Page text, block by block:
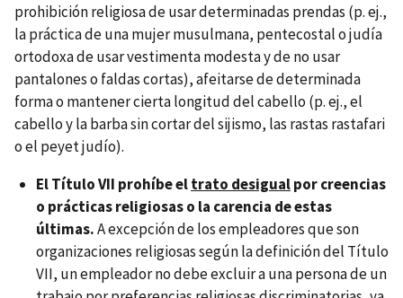
prohibición religiosa de usar determinadas prendas (p. ej.,
la práctica de una mujer musulmana, pentecostal o judía
ortodoxa de usar vestimenta modesta y de no usar
pantalones o faldas cortas), afeitarse de determinada
forma o mantener cierta longitud del cabello (p. ej., el
cabello y la barba sin cortar del sijismo, las rastas rastafari
o el peyet judío).
El Título VII prohíbe eltrato desigualpor creencias
o prácticas religiosas o la carencia de estas
últimas.A excepción de los empleadores que son
organizaciones religiosas según la definición del Título
VII, un empleador no debe excluir a una persona de un